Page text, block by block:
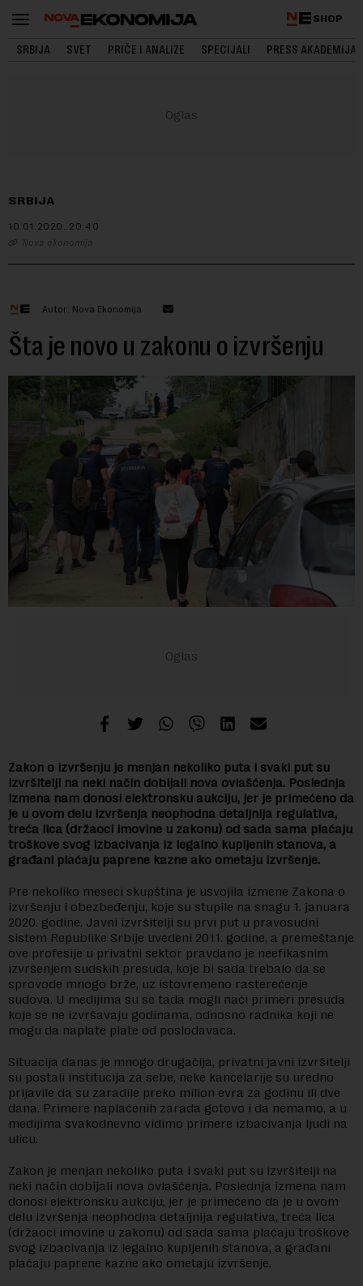
SHOP
SRBIJA SVET PRIČE I ANALIZE SPECIJALI PRESS AKADEMIJA
SRBIJA
10.01.2020. 20:40
Nova ekonomija
Autor: Nova Ekonomija
Šta je novo u zakonu o izvršenju
Zakon o izvršenju je menjan nekoliko puta i svaki put su
izvršitelji na neki način dobijali nova ovlašćenja. Poslednja
izmena nam donosi elektronsku aukciju, jer je primećeno da
je u ovom delu izvršenja neophodna detaljnija regulativa,
treća lica (držaoci imovine u zakonu) od sada sama plaćaju
troškove svog izbacivanja iz legalno kupljenih stanova, a
građani plaćaju paprene kazne ako ometaju izvršenje.
Pre nekoliko meseci skupština je usvojila izmene Zakona o
izvršenju i obezbeđenju, koje su stupile na snagu 1. januara
2020. godine. Javni izvršitelji su prvi put u pravosudni
sistem Republike Srbije uvedeni 2011. godine, a premeštanje
ove profesije u privatni sektor pravdano je neefikasnim
izvršenjem sudskih presuda, koje bi sada trebalo da se
sprovode mnogo brže, uz istovremeno rasterećenje
sudova. U medijima su se tada mogli naći primeri presuda
koje se ne izvršavaju godinama, odnosno radnika koji ne
mogu da naplate plate od poslodavaca.
Situacija danas je mnogo drugačija, privatni javni izvršitelji
su postali institucija za sebe, neke kancelarije su uredno
prijavile da su zaradile preko milion evra za godinu ili dve
dana. Primere naplaćenih zarada gotovo i da nemamo, a u
medijima svakodnevno vidimo primere izbacivanja ljudi na
ulicu.
Zakon je menjan nekoliko puta i svaki put su izvršitelji na
neki način dobijali nova ovlašćenja. Poslednja izmena nam
donosi elektronsku aukciju, jer je primećeno da je u ovom
delu izvršenja neophodna detaljnija regulativa, treća lica
(držaoci imovine u zakonu) od sada sama plaćaju troškove
svog izbacivanja iz legalno kupljenih stanova, a građani
plaćaju paprene kazne ako ometaju izvršenje.